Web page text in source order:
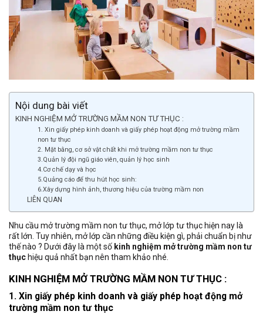
Nội dung bài viết
KINH NGHIỆM MỞ TRƯỜNG MẦM NON TƯ THỤC :
1. Xin giấy phép kinh doanh và giấy phép hoạt động mở trường mầm
non tư thục
2. Mặt bằng, cơ sở vật chất khi mở trường mầm non tư thục
3.Quản lý đội ngũ giáo viên, quản lý học sinh
4.Cơ chế dạy và học
5.Quảng cáo để thu hút học sinh:
6.Xây dựng hình ảnh, thương hiệu của trường mầm non
LIÊN QUAN
Nhu cầu mở trường mầm non tư thục, mở lớp tư thục hiện nay là
rất lớn. Tuy nhiên, mở lớp cần những điều kiện gì, phải chuẩn bị như
thế nào ? Dưới đây là một số kinh nghiệm mở trường mầm non tư
thục hiệu quả nhất bạn nên tham khảo nhé.
KINH NGHIỆM MỞ TRƯỜNG MẦM NON TƯ THỤC :
1. Xin giấy phép kinh doanh và giấy phép hoạt động mở
trường mầm non tư thục